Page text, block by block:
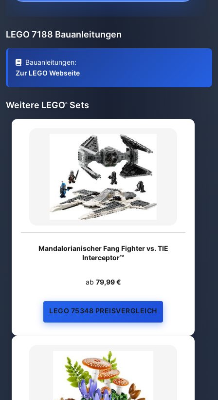
LEGO 7188 Bauanleitungen
Bauanleitungen:
Zur LEGO Webseite
Weitere LEGO® Sets
Mandalorianischer Fang Fighter vs. TIE
Interceptor™
ab 79,99 €
LEGO 75348 PREISVERGLEICH